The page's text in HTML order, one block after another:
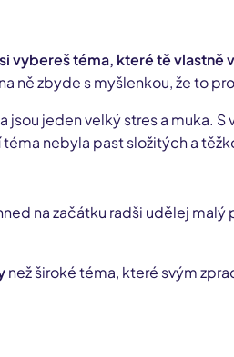
vybereš téma, které tě vlastně
ně zbyde s myšlenkou, že to
jeden velký stres a muka.
nebyla past složitých a
na začátku radši udělej
než široké téma, které svým